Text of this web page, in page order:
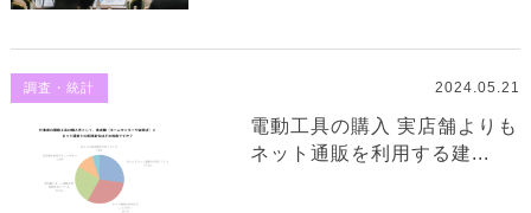
調査・統計 2024.05.21
電動工具の購入 実店舗よりも
ネット通販を利用する建...